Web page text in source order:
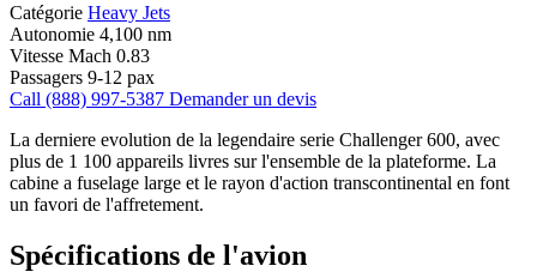
Catégorie Heavy Jets
Autonomie 4,100 nm
Vitesse Mach 0.83
Passagers 9-12 pax
Call (888) 997-5387 Demander un devis
La derniere evolution de la legendaire serie Challenger 600, avec
plus de 1 100 appareils livres sur l'ensemble de la plateforme. La
cabine a fuselage large et le rayon d'action transcontinental en font
un favori de l'affretement.
Spécifications de l'avion